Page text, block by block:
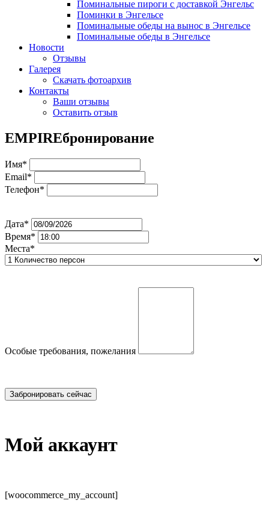
Поминальные пироги с доставкой Энгельс
Поминки в Энгельсе
Поминальные обеды на вынос в Энгельсе
Поминальные обеды в Энгельсе
Новости
Отзывы
Галерея
Скачать фотоархив
Контакты
Ваши отзывы
Оставить отзыв
EMPIREбронирование
Имя*
Email*
Телефон*
Дата*
Время*
Места*
Особые требования, пожелания
Мой аккаунт
[woocommerce_my_account]